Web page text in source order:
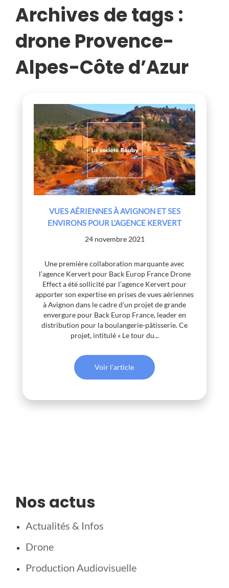
L’AGENCE
KERVERT
Archives de tags :
drone Provence-
Alpes-Côte d’Azur
VUES AÉRIENNES À AVIGNON ET SES
ENVIRONS POUR L’AGENCE KERVERT
24 novembre 2021
Une première collaboration marquante avec
l’agence Kervert pour Back Europ France Drone
Effect a été sollicité par l’agence Kervert pour
apporter son expertise en prises de vues aériennes
à Avignon dans le cadre d’un projet de grande
envergure pour Back Europ France, leader en
distribution pour la boulangerie-pâtisserie. Ce
projet, intitulé « Le tour du...
Voir l'article
Nos actus
Actualités & Infos
Drone
Production Audiovisuelle